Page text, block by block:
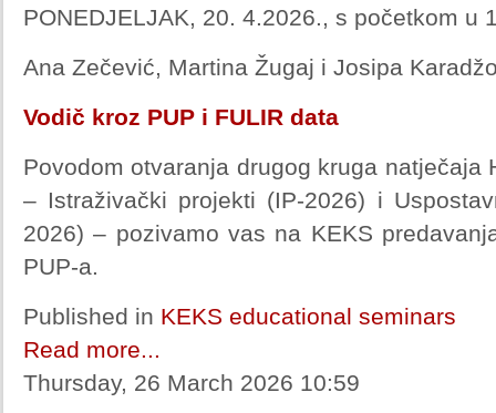
PONEDJELJAK, 20. 4.2026., s početkom u
Ana Zečević, Martina Žugaj i Josipa
Vodič kroz PUP i FULIR data
Povodom otvaranja drugog kruga natječaja
– Istraživački projekti (IP-2026) i
2026) – pozivamo vas na KEKS
PUP-a.
Published in KEKS educational seminars
Read more...
Thursday, 26 March 2026 10:59